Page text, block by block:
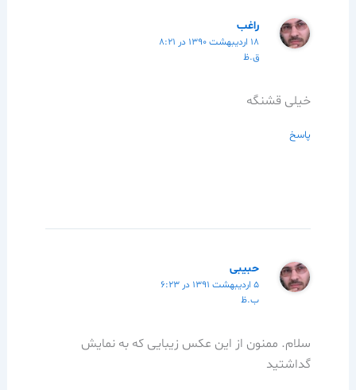
راغب
۱۸ اردیبهشت ۱۳۹۰ در ۸:۲۱
ق.ظ
خیلی قشنگه
پاسخ
حبیبی
۵ اردیبهشت ۱۳۹۱ در ۶:۲۳
ب.ظ
سلام. ممنون از این عکس زیبایی که به نمایش
گداشتید